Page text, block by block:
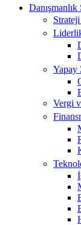
Yapay
Vergi